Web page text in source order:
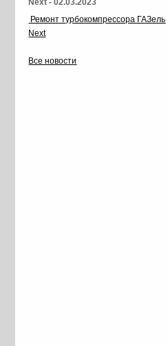
Next - 02.03.2023
Ремонт турбокомпрессора ГАЗель
Next
Все новости